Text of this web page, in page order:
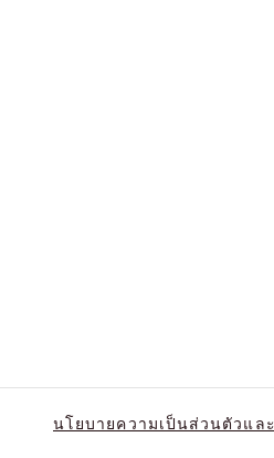
นโยบายความเป็นส่วนตัวแล